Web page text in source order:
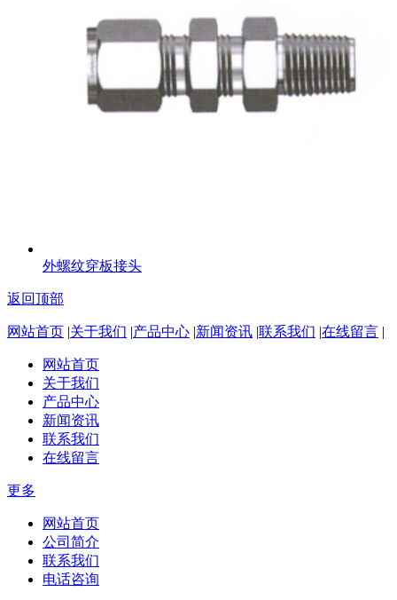
外螺纹穿板接头
返回顶部
网站首页 |关于我们 |产品中心 |新闻资讯 |联系我们 |在线留言 |
网站首页
关于我们
产品中心
新闻资讯
联系我们
在线留言
更多
网站首页
公司简介
联系我们
电话咨询